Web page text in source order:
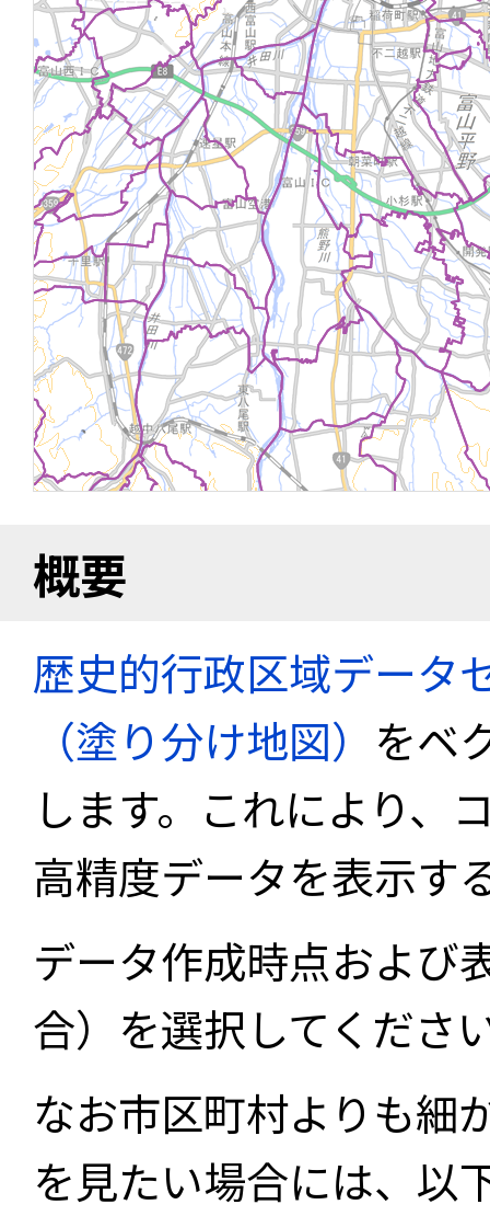
概要
歴史的行政区域データ
（塗り分け地図） をベ
します。これにより、
高精度データを表示す
データ作成時点および
合）を選択してくださ
なお市区町村よりも細
を見たい場合には、以